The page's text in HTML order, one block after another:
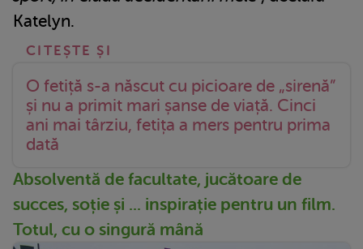
Katelyn.
O fetiță s-a născut cu picioare de „sirenă”
și nu a primit mari șanse de viață. Cinci
ani mai târziu, fetița a mers pentru prima
dată
Absolventă de facultate, jucătoare de
succes, soție și ... inspirație pentru un film.
Totul, cu o singură mână